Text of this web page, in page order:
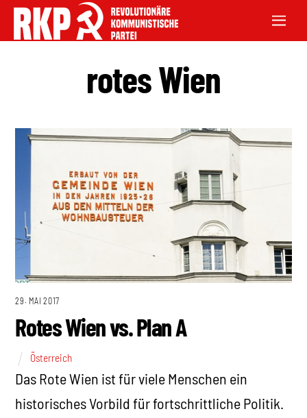
rotes Wien
29. MAI 2017
Rotes Wien vs. Plan A
Österreich
Das Rote Wien ist für viele Menschen ein
historisches Vorbild für fortschrittliche Politik.